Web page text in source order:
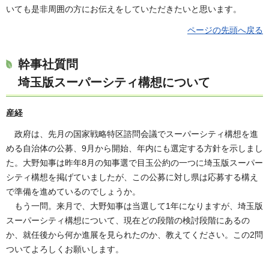
いても是非周囲の方にお伝えをしていただきたいと思います。
ページの先頭へ戻る
幹事社質問
埼玉版スーパーシティ構想について
産経
政府は、先月の国家戦略特区諮問会議でスーパーシティ構想を進
める自治体の公募、9月から開始、年内にも選定する方針を示しまし
た。大野知事は昨年8月の知事選で目玉公約の一つに埼玉版スーパー
シティ構想を掲げていましたが、この公募に対し県は応募する構え
で準備を進めているのでしょうか。
もう一問。来月で、大野知事は当選して1年になりますが、埼玉版
スーパーシティ構想について、現在どの段階の検討段階にあるの
か、就任後から何か進展を見られたのか、教えてください。この2問
ついてよろしくお願いします。